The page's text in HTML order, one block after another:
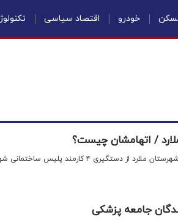
خودرو اقتصاد سیاسی
اقتصادنیوز: دادستان عمومی و انقلاب شهرستان ملارد از
جامعه پزشکی